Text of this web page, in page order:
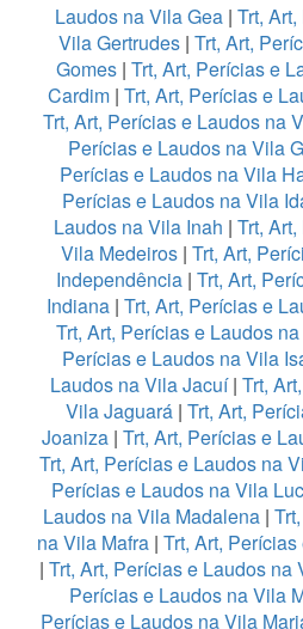
Laudos na Vila Gea| Trt,
Vila Gertrudes | Trt, Art,
Gomes | Trt, Art, Perícias e
Cardim| Trt, Art, Perícias e
Trt, Art, Perícias e Laudos na
Perícias e Laudos na Vila
Perícias e Laudos na Vila
Perícias e Laudos na Vila
Laudos na Vila Inah | Trt,
Vila Medeiros | Trt, Art,
Independência | Trt, Art,
Indiana | Trt, Art, Perícias e
Trt, Art, Perícias e Laudos
Perícias e Laudos na Vila
Laudos na Vila Jacuí| Trt,
Vila Jaguará | Trt, Art,
Joaniza| Trt, Art, Perícias e
Trt, Art, Perícias e Laudos na
Perícias e Laudos na Vila
Laudos na Vila Madalena |
na Vila Mafra | Trt, Art,
| Trt, Art, Perícias e Laudos na
Perícias e Laudos na Vila
Perícias e Laudos na Vila